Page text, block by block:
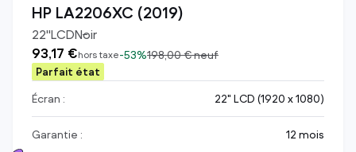
HP LA2206XC (2019)
22"LCDNoir
93,17 €hors taxe-53%198,00 €neuf
Parfait état
Écran :
22" LCD (1920 x 1080)
Garantie : 12 mois